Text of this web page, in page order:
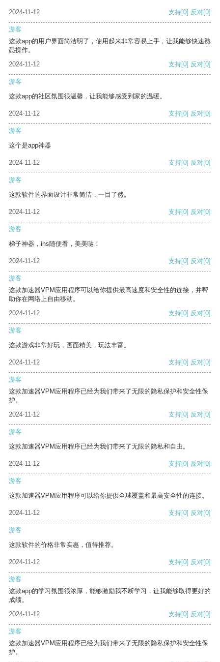
2024-11-12 支持[0] 反对[0]
游客
这款app的用户界面简洁明了，使用起来非常容易上手，让我能够快速熟
悉操作。
2024-11-12
支持[0] 反对[0]
游客
这款app的社区氛围很温馨，让我能够感受到家的温暖。
2024-11-12 支持[0] 反对[0]
游客
这个是app神器
2024-11-12 支持[0] 反对[0]
游客
这款软件的界面设计非常简洁，一目了然。
2024-11-12 支持[0] 反对[0]
游客
梯子神器，ins随便看，美美哒！
2024-11-12 支持[0] 反对[0]
游客
这款加速器VPM应用程序可以给你提供最高速度和安全性的连接，并帮
助你在网络上自由移动。
2024-11-12
支持[0] 反对[0]
游客
这款游戏非常好玩，画面精美，玩法丰富。
2024-11-12 支持[0] 反对[0]
游客
这款加速器VPM应用程序已经为我们带来了无限的隐私保护和安全性保
护。
2024-11-12
支持[0] 反对[0]
游客
这款加速器VPM应用程序已经为我们带来了无限的隐私和自由。
2024-11-12 支持[0] 反对[0]
游客
这款加速器VPM应用程序可以给你提供全球覆盖和最高安全性的连接。
2024-11-12 支持[0] 反对[0]
游客
这款软件的价格非常实惠，值得推荐。
2024-11-12 支持[0] 反对[0]
游客
这款app的学习氛围很浓厚，能够激励我不断学习，让我能够取得更好的
成绩。
2024-11-12
支持[0] 反对[0]
游客
这款加速器VPM应用程序已经为我们带来了无限的隐私保护和安全性保
护。